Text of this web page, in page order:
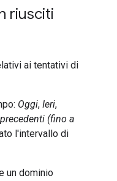
riusciti
ai tentativi di
Oggi, Ieri,
(fino a
l'intervallo di
un dominio